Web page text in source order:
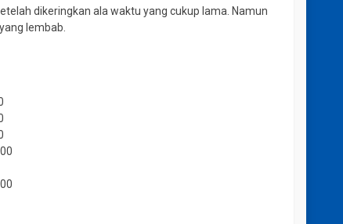
dikeringkan ala waktu yang cukup lama. Namun
lembab.